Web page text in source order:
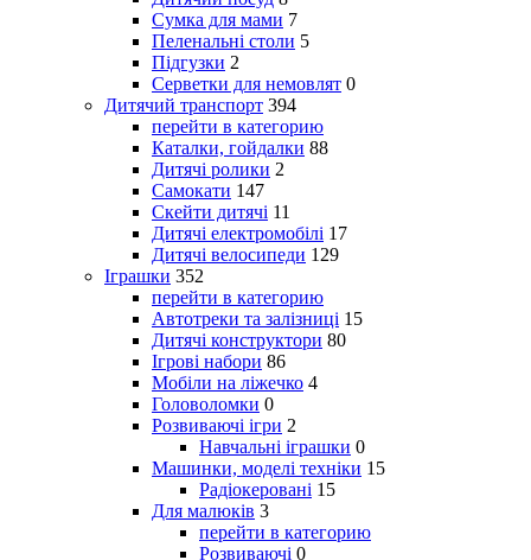
Сумка для мами 7
Пеленальні столи 5
Підгузки 2
Серветки для немовлят 0
Дитячий транспорт 394
перейти в категорию
Каталки, гойдалки 88
Дитячі ролики 2
Самокати 147
Скейти дитячі 11
Дитячі електромобілі 17
Дитячі велосипеди 129
Іграшки 352
перейти в категорию
Автотреки та залізниці 15
Дитячі конструктори 80
Ігрові набори 86
Мобіли на ліжечко 4
Головоломки 0
Розвиваючі ігри 2
Навчальні іграшки 0
Машинки, моделі техніки 15
Радіокеровані 15
Для малюків 3
перейти в категорию
Розвиваючі 0